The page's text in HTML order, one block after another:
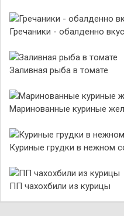
Гречаники - обалденно
Заливная рыба в томате
Маринованные куриные
Куриные грудки в нежном
ПП чахохбили из курицы